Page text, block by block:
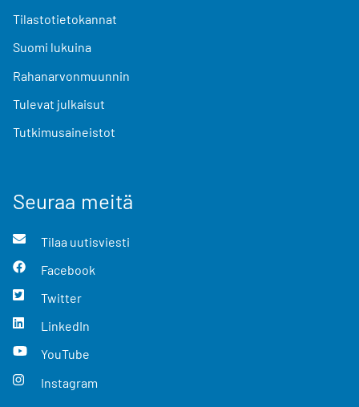
Tilastotietokannat
Suomi lukuina
Rahanarvonmuunnin
Tulevat julkaisut
Tutkimusaineistot
Seuraa meitä
Tilaa uutisviesti
Facebook
Twitter
LinkedIn
YouTube
Instagram